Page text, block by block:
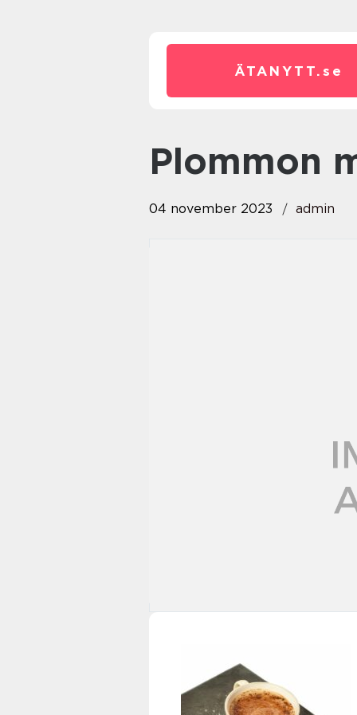
ÄTANYTT. se
plommon
04 november 2023 admin